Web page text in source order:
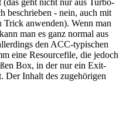
beschrieben - nein, auch mit
Trick anwenden). Wenn man
man es ganz normal aus
den ACC-typischen
eine Resourcefile, die jedoch
Box, in der nur ein Exit-
Der Inhalt des zugehörigen